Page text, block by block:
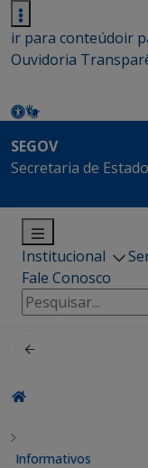
ir para conteúdoir
Ouvidoria
SEGOV
Secretaria de
Institucional
Fale Conosco
Pesquisar
por:
Informativos